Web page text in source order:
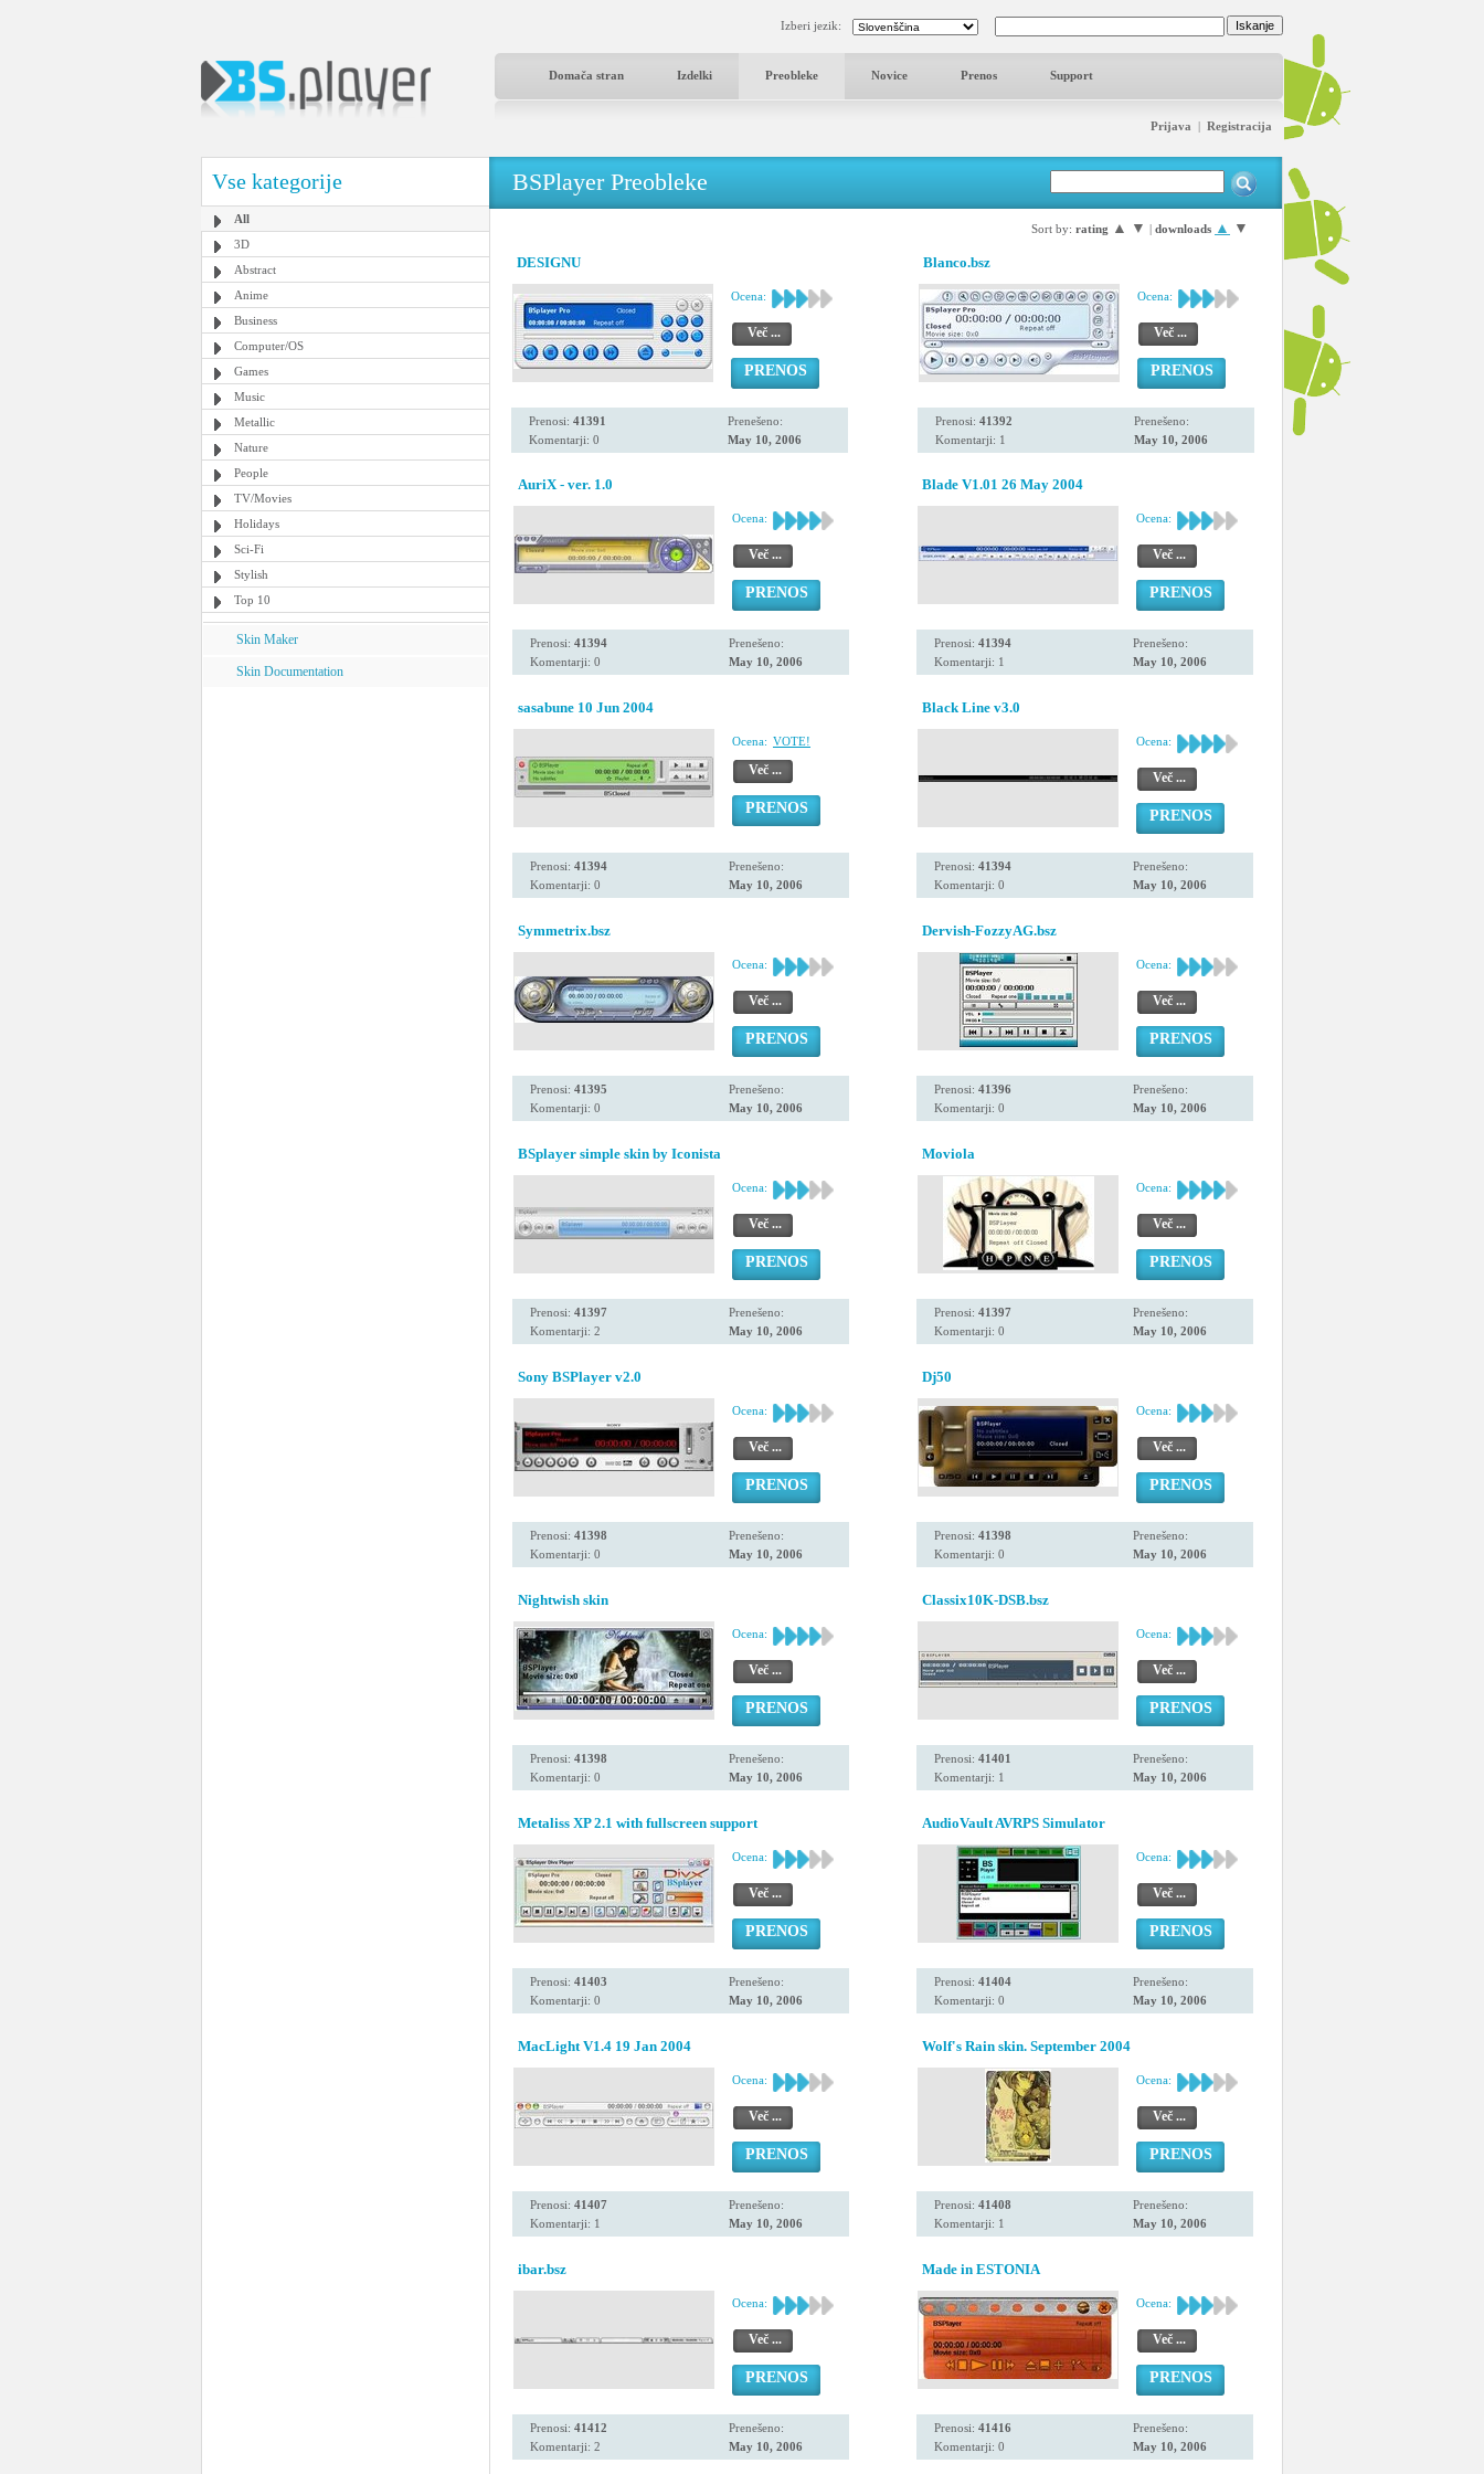
Izberi jezik:
Domača stran Izdelki Preobleke Novice Prenos Support
Prijava | Registracija
Vse kategorije
All
3D
Abstract
Anime
Business
Computer/OS
Games
Music
Metallic
Nature
People
TV/Movies
Holidays
Sci-Fi
Stylish
Top 10
Skin Maker
Skin Documentation
BSPlayer Preobleke
Sort by: rating ▲ ▼ | downloads ▲ ▼
DESIGNU
Ocena:
Več ...
PRENOS
Prenosi: 41391
Komentarji: 0
Prenešeno:
May 10, 2006
Blanco.bsz
Ocena:
Več ...
PRENOS
Prenosi: 41392
Komentarji: 1
Prenešeno:
May 10, 2006
AuriX - ver. 1.0
Ocena:
Več ...
PRENOS
Prenosi: 41394
Komentarji: 0
Prenešeno:
May 10, 2006
Blade V1.01 26 May 2004
Ocena:
Več ...
PRENOS
Prenosi: 41394
Komentarji: 1
Prenešeno:
May 10, 2006
sasabune 10 Jun 2004
Ocena: VOTE!
Več ...
PRENOS
Prenosi: 41394
Komentarji: 0
Prenešeno:
May 10, 2006
Black Line v3.0
Ocena:
Več ...
PRENOS
Prenosi: 41394
Komentarji: 0
Prenešeno:
May 10, 2006
Symmetrix.bsz
Ocena:
Več ...
PRENOS
Prenosi: 41395
Komentarji: 0
Prenešeno:
May 10, 2006
Dervish-FozzyAG.bsz
Ocena:
Več ...
PRENOS
Prenosi: 41396
Komentarji: 0
Prenešeno:
May 10, 2006
BSplayer simple skin by Iconista
Ocena:
Več ...
PRENOS
Prenosi: 41397
Komentarji: 2
Prenešeno:
May 10, 2006
Moviola
Ocena:
Več ...
PRENOS
Prenosi: 41397
Komentarji: 0
Prenešeno:
May 10, 2006
Sony BSPlayer v2.0
Ocena:
Več ...
PRENOS
Prenosi: 41398
Komentarji: 0
Prenešeno:
May 10, 2006
Dj50
Ocena:
Več ...
PRENOS
Prenosi: 41398
Komentarji: 0
Prenešeno:
May 10, 2006
Nightwish skin
Ocena:
Več ...
PRENOS
Prenosi: 41398
Komentarji: 0
Prenešeno:
May 10, 2006
Classix10K-DSB.bsz
Ocena:
Več ...
PRENOS
Prenosi: 41401
Komentarji: 1
Prenešeno:
May 10, 2006
Metaliss XP 2.1 with fullscreen support
Ocena:
Več ...
PRENOS
Prenosi: 41403
Komentarji: 0
Prenešeno:
May 10, 2006
AudioVault AVRPS Simulator
Ocena:
Več ...
PRENOS
Prenosi: 41404
Komentarji: 0
Prenešeno:
May 10, 2006
MacLight V1.4 19 Jan 2004
Ocena:
Več ...
PRENOS
Prenosi: 41407
Komentarji: 1
Prenešeno:
May 10, 2006
Wolf's Rain skin. September 2004
Ocena:
Več ...
PRENOS
Prenosi: 41408
Komentarji: 1
Prenešeno:
May 10, 2006
ibar.bsz
Ocena:
Več ...
PRENOS
Prenosi: 41412
Komentarji: 2
Prenešeno:
May 10, 2006
Made in ESTONIA
Ocena:
Več ...
PRENOS
Prenosi: 41416
Komentarji: 0
Prenešeno:
May 10, 2006